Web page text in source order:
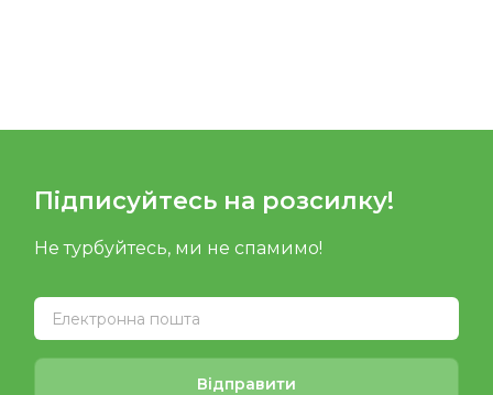
Підписуйтесь на розсилку!
Не турбуйтесь, ми не спамимо!
Відправити